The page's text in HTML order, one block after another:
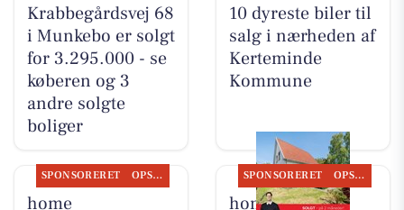
Krabbegårdsvej 68
i Munkebo er solgt
for 3.295.000 - se
køberen og 3
andre solgte
boliger
10 dyreste biler til
salg i nærheden af
Kerteminde
Kommune
SPONSORERET OPSLAGSTAVLEN
home
SPONSORERET OPSLAGSTAVLEN
home